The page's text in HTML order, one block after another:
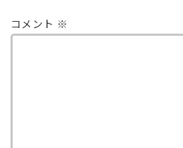
コメント ※